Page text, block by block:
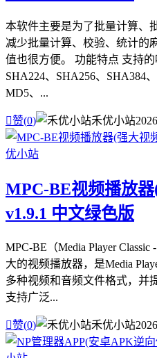
本软件主要是为了批量计算、
减少批量计算、校验、统计的
值也很方便。 功能特点 支持的
SHA224、SHA256、SHA384
MD5、...
赞(0) 禾优小站
MPC-BE视频播放
v1.9.1 中文绿色版
MPC-BE（Media Player
大的视频播放器，是Media
多种视频和音频文件格式，并
支持广泛...
赞(0) 禾优小站